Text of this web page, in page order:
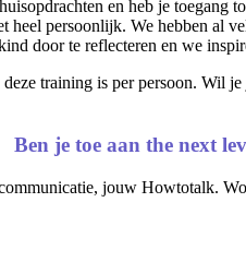
en heb je
persoonlijk. We hebben al
door te reflecteren en we
training is per persoon. Wil
Ben je toe aan the next
jouw Howtotalk.